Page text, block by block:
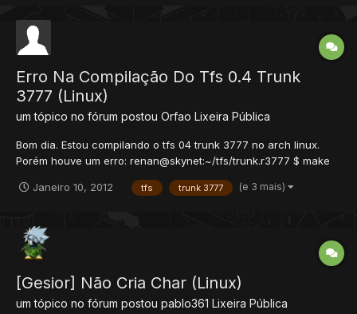
Erro Na Compilação Do Tfs 0.4 Trunk
3777 (Linux)
um tópico no fórum postou Orfao Lixeira Pública
Bom dia. Estou compilando o tfs 04 trunk 3777 no arch linux.
Porém houve um erro: renan@skynet:~/tfs/trunk.r3777 $ make
`/home/renan/tfs/trunk.r3777' g++ -DHAVE_CONFIG_H -I. -
-D_THREAD...
Janeiro 10, 2012 tfs trunk 3777 (e 3 mais)
[Gesior] Não Cria Char (Linux)
um tópico no fórum postou pablo361 Lixeira Pública